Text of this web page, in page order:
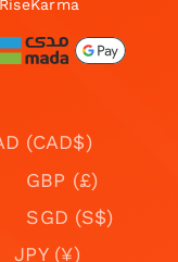
(CAD$)
GBP (£)
SGD (S$)
JPY (¥)